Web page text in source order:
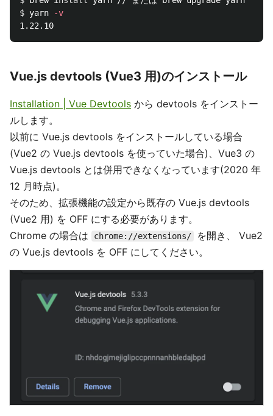
$ yarn
-v
Vue.js devtools (Vue3 用)のインストール
Installation | Vue Devtools から devtools をインストー
ルします。
以前に Vue.js devtools をインストールしている場合
(Vue2 の Vue.js devtools を使っていた場合)、Vue3 の
Vue.js devtools とは併用できなくなっています(2020 年
12 月時点)。
そのため、拡張機能の設定から既存の Vue.js devtools
(Vue2 用) を OFF にする必要があります。
Chrome の場合は
chrome://extensions/
を開き、 Vue2
の Vue.js devtools を OFF にしてください。